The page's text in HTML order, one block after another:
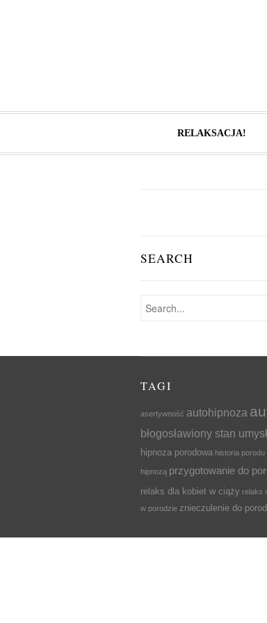
RELAKSACJA!
SEARCH
TAGI
asertywność autohipnoza
błogosławiony stan
hipnoza porodowa historia porodu
hipnozą przygotowanie do
relaks dla kobiet w ciąży relaks
w porodzie znieczulenie do